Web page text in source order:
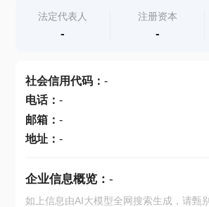
查产地
法定代表人
-
注册资本
-
社会信用代码： -
电话： -
邮箱： -
地址： -
企业信息概览： -
如上信息由AI大模型全网搜索生成，请甄